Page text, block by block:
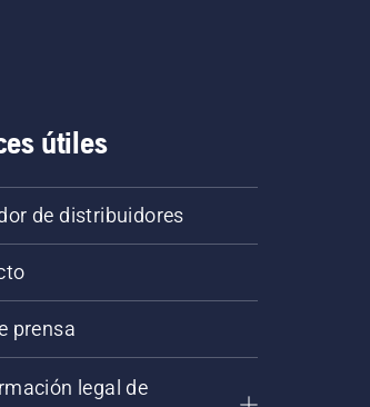
útiles
de distribuidores
prensa
legal de